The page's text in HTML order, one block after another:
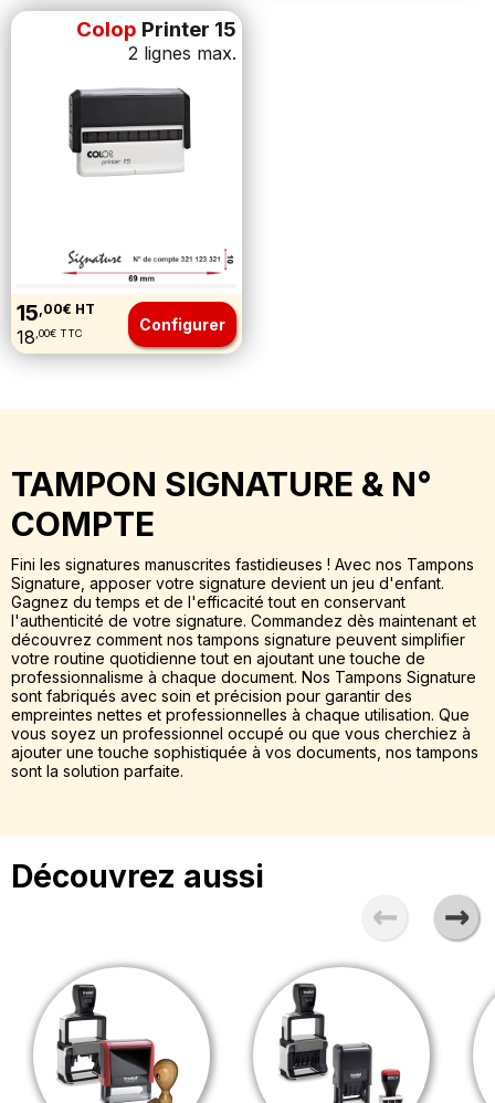
Colop Printer 15
2 lignes max.
15,00€ HT
18,00€ TTC Configurer
TAMPON SIGNATURE & N°
COMPTE
Fini les signatures manuscrites fastidieuses ! Avec nos Tampons
Signature, apposer votre signature devient un jeu d'enfant.
Gagnez du temps et de l'efficacité tout en conservant
l'authenticité de votre signature. Commandez dès maintenant et
découvrez comment nos tampons signature peuvent simplifier
votre routine quotidienne tout en ajoutant une touche de
professionnalisme à chaque document. Nos Tampons Signature
sont fabriqués avec soin et précision pour garantir des
empreintes nettes et professionnelles à chaque utilisation. Que
vous soyez un professionnel occupé ou que vous cherchiez à
ajouter une touche sophistiquée à vos documents, nos tampons
sont la solution parfaite.
Découvrez aussi